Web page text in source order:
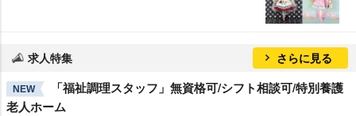
求人特集 さらに見る
NEW
「福祉調理スタッフ」無資格可/シフト相談可/特別養護
老人ホーム